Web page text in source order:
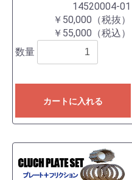
14520004-01
￥50,000（税抜）
￥55,000（税込）
数量
カートに入れる